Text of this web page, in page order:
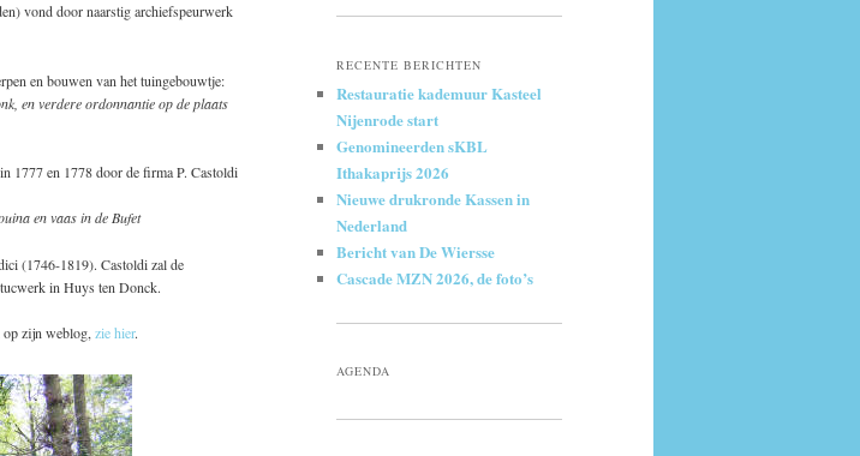
vond door naarstig archiefspeurwerk
en bouwen van het tuingebouwtje:
en verdere ordonnantie op de plaats
1777 en 1778 door de firma P. Castoldi
en vaas in de Bufet
(1746-1819). Castoldi zal de
in Huys ten Donck.
op zijn weblog,zie hier.
RECENTE BERICHTEN
Restauratie kademuur Kasteel
Nijenrode start
Genomineerden sKBL
Ithakaprijs 2026
Nieuwe drukronde Kassen in
Nederland
Bericht van De Wiersse
Cascade MZN 2026, de foto’s
AGENDA